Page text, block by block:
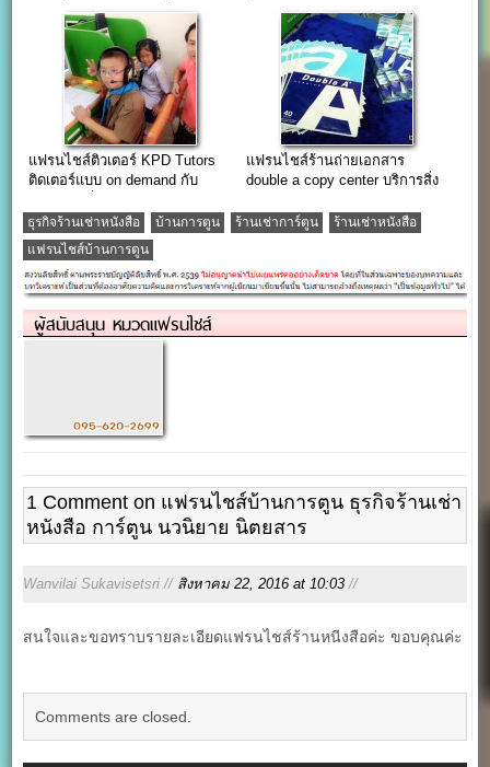
แฟรนไชส์ติวเตอร์ KPD Tutors
ติดเตอร์แบบ on demand กับ
แฟรนไชส์ร้านถ่ายเอกสาร
double a copy center บริการสิ่ง
ธุรกิจร้านเช่าหนังสือ บ้านการตูน ร้านเช่าการ์ตูน
ร้านเช่าหนังสือ
แฟรนไชส์บ้านการตูน
ผู้สนับสนุน หมวดแฟรนไชส์
1 Comment on แฟรนไชส์บ้านการตูน ธุรกิจร้านเช่า
หนังสือ การ์ตูน นวนิยาย นิตยสาร
Wanvilai Sukavisetsri // สิงหาคม 22, 2016 at 10:03 //
สนใจและขอทราบรายละเอียดแฟรนไชส์ร้านหนีงสือค่ะ ขอบคุณค่ะ
Comments are closed.